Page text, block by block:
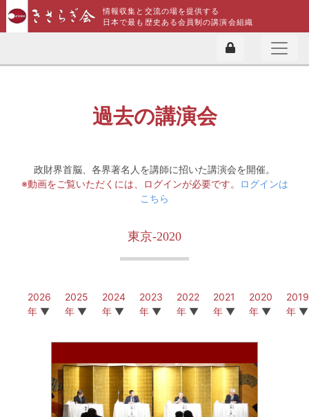
情報収集と交流の場を提供する
日本で最も歴史ある会員制の講演会組織
過去の講演会
政財界首脳、各界著名人を講師に招いた講演会を開催。
※動画をご覧いただくには、ログインが必要です。
ログインは
こちら
東京-2020
2026
年
2025
年
2024
年
2023
年
2022
年
2021
年
2020
年
2019
年